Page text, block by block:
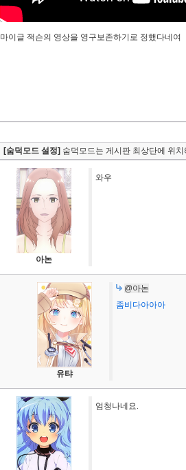
마이글 잭슨의 영상을 영구보존하기로 정했다네여
[숨덕모드 설정] 숨덕모드는 게시판 최상단에 위
아논
와우
유탸
@아논
좀비다아아아
엄청나네요.